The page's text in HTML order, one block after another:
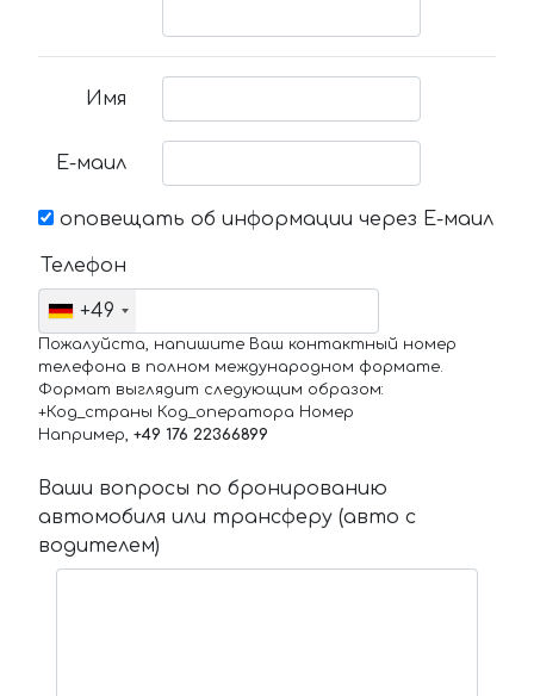
Имя
Е-маил
оповещать об информации через Е-маил
Телефон
+49
Пожалуйста, напишите Ваш контактный номер
телефона в полном международном формате.
Формат выглядит следующим образом:
+Код_страны Код_оператора Номер
Например, +49 176 22366899
Ваши вопросы по бронированию
автомобиля или трансферу (авто с
водителем)